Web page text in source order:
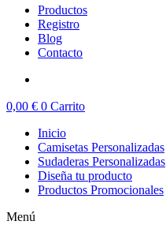
Productos
Registro
Blog
Contacto
0,00 € 0 Carrito
Inicio
Camisetas Personalizadas
Sudaderas Personalizadas
Diseña tu producto
Productos Promocionales
Menú